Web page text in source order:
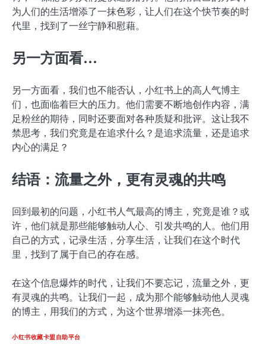
为人们的生活增添了一抹色彩，让人们在这个快节奏的时
代里，找到了一丝宁静和慰藉。
另一方面看…
另一方面看，我们也不能否认，小红书上的高人气博主
们，也面临着巨大的压力。他们需要不断地创作内容，满
足粉丝的期待，同时还要面对各种质疑和批评。这让我不
禁思考，我们究竟是在追求什么？是追求流量，还是追求
内心的满足？
结语：流量之外，更有灵魂的共鸣
回到最初的问题，小红书人气最高的博主，究竟是谁？或
许，他们就是那些能够触动人心、引发共鸣的人。他们用
自己的方式，记录生活，分享生活，让我们在这个时代
里，找到了属于自己的存在感。
在这个信息爆炸的时代，让我们不要忘记，流量之外，更
有灵魂的共鸣。让我们一起，成为那个能够触动他人灵魂
的博主，用我们的方式，为这个世界增添一抹亮色。
小红书收藏卡盟自助平台